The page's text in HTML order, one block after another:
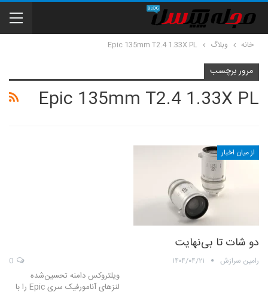
خانه وبلاگ Epic 135mm T2.4 1.33X PL
مرور برچسب
Epic 135mm T2.4 1.33X PL
از میان اخبار
دو شات تا بی‌نهایت
رامین سرازش ۱۴۰۴/۰۴/۲۱
ویلتروکس دامنه تحسین‌شده
لنزهای آنامورفیک سری Epic را با